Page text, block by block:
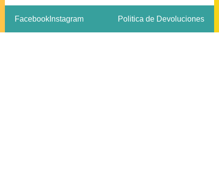
Facebook Instagram Politica de Devoluciones